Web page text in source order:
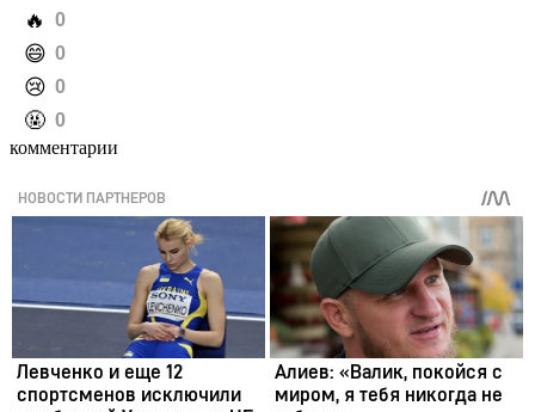
️🔥 0
️😄 0
️😢 0
️🤬 0
комментарии